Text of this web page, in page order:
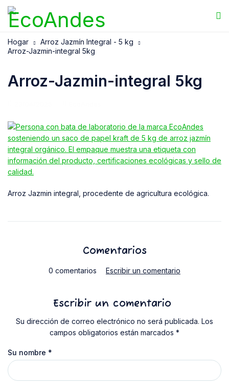
Hogar
Arroz Jazmín Integral - 5 kg
Arroz-Jazmin-integral 5kg
Arroz-Jazmin-integral 5kg
Arroz Jazmin integral, procedente de agricultura ecológica.
Comentarios
0 comentarios Escribir un comentario
Escribir un comentario
Su dirección de correo electrónico no será publicada. Los
campos obligatorios están marcados *
Su nombre *